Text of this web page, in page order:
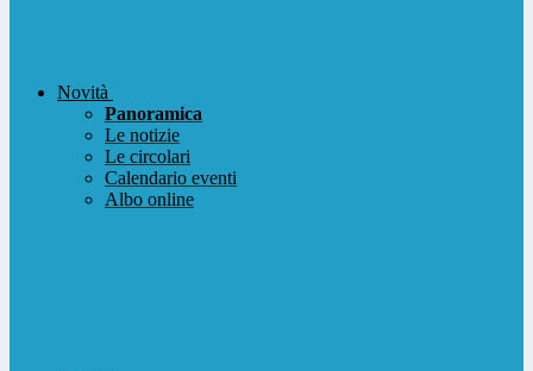
Novità
Panoramica
Le notizie
Le circolari
Calendario eventi
Albo online